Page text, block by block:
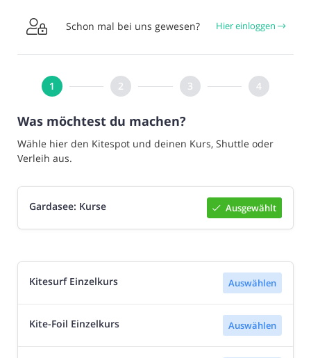
 Schon mal bei uns gewesen? Hier einloggen
Was möchtest du machen?
Wähle hier den Kitespot und deinen Kurs, Shuttle oder
Verleih aus.
Gardasee: Kurse  Auswählen
 Ausgewählt
Kitesurf Einzelkurs Auswählen
Kite-Foil Einzelkurs Auswählen